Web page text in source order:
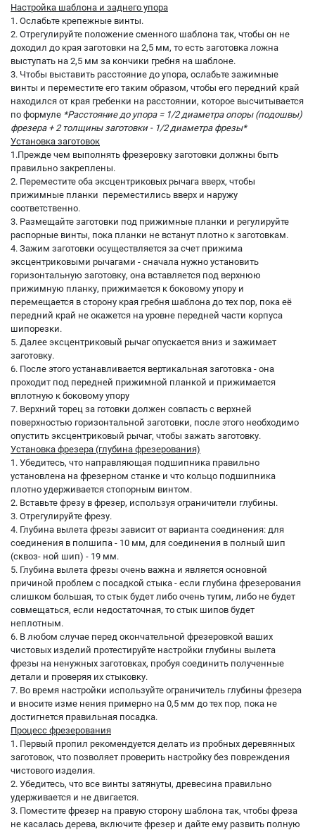
Настройка шаблона и заднего упора
1. Ослабьте крепежные винты.
2. Отрегулируйте положение сменного шаблона так, чтобы он не
доходил до края заготовки на 2,5 мм, то есть заготовка ложна
выступать на 2,5 мм за кончики гребня на шаблоне.
3. Чтобы выставить расстояние до упора, ослабьте зажимные
винты и переместите его таким образом, чтобы его передний край
находился от края гребенки на расстоянии, которое высчитывается
по формуле *Расстояние до упора = 1/2диаметра опоры (подошвы)
фрезера + 2 толщины заготовки - 1/2 диаметра фрезы*
Установка заготовок
1.Прежде чем выполнять фрезеровку заготовки должны быть
правильно закреплены.
2. Переместите оба эксцентриковых рычага вверх, чтобы
прижимные планки переместились вверх и наружу
соответственно.
3. Размещайте заготовки под прижимные планки и регулируйте
распорные винты, пока планки не встанут плотно к заготовкам.
4. Зажим заготовки осуществляется за счет прижима
эксцентриковыми рычагами - сначала нужно установить
горизонтальную заготовку, она вставляется под верхнюю
прижимную планку, прижимается к боковому упору и
перемещается в сторону края гребня шаблона до тех пор, пока её
передний край не окажется на уровне передней части корпуса
шипорезки.
5. Далее эксцентриковый рычаг опускается вниз и зажимает
заготовку.
6. После этого устанавливается вертикальная заготовка - она
проходит под передней прижимной планкой и прижимается
вплотную к боковому упору
7. Верхний торец за готовки должен совпасть с верхней
поверхностью горизонтальной заготовки, после этого необходимо
опустить эксцентриковый рычаг, чтобы зажать заготовку.
Установка фрезера (глубина фрезерования)
1. Убедитесь, что направляющая подшипника правильно
установлена на фрезерном станке и что кольцо подшипника
плотно удерживается стопорным винтом.
2. Вставьте фрезу в фрезер, используя ограничители глубины.
3. Отрегулируйте фрезу.
4. Глубина вылета фрезы зависит от варианта соединения: для
соединения в полшипа - 10 мм, для соединения в полный шип
(сквоз- ной шип) - 19 мм.
5. Глубина вылета фрезы очень важна и является основной
причиной проблем с посадкой стыка - если глубина фрезерования
слишком большая, то стык будет либо очень тугим, либо не будет
совмещаться, если недостаточная, то стык шипов будет
неплотным.
6. В любом случае перед окончательной фрезеровкой ваших
чистовых изделий протестируйте настройки глубины вылета
фрезы на ненужных заготовках, пробуя соединить полученные
детали и проверяя их стыковку.
7. Во время настройки используйте ограничитель глубины фрезера
и вносите изме нения примерно на 0,5 мм до тех пор, пока не
достигнется правильная посадка.
Процесс фрезерования
1. Первый пропил рекомендуется делать из пробных деревянных
заготовок, что позволяет проверить настройку без повреждения
чистового изделия.
2. Убедитесь, что все винты затянуты, древесина правильно
удерживается и не двигается.
3. Поместите фрезер на правую сторону шаблона так, чтобы фреза
не касалась дерева, включите фрезер и дайте ему развить полную